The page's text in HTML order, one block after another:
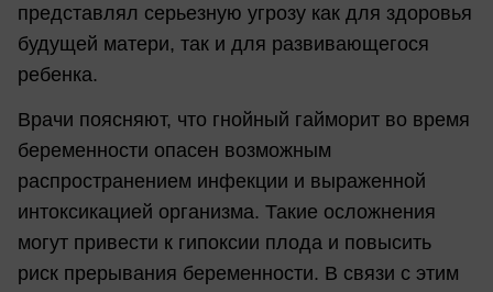
представлял серьезную угрозу как для здоровья
будущей матери, так и для развивающегося
ребенка.
Врачи поясняют, что гнойный гайморит во время
беременности опасен возможным
распространением инфекции и выраженной
интоксикацией организма. Такие осложнения
могут привести к гипоксии плода и повысить
риск прерывания беременности. В связи с этим